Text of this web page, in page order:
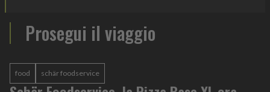
Prosegui il viaggio
food schär foodservice